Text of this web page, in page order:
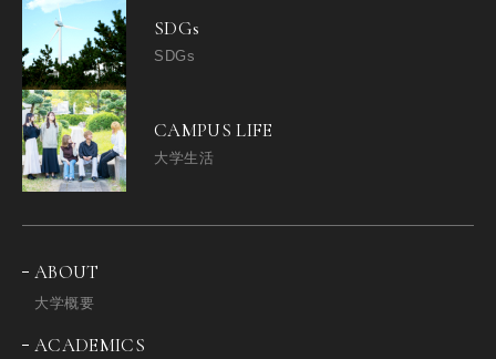
SDGs
SDGs
CAMPUS LIFE
大学生活
ABOUT
大学概要
ACADEMICS